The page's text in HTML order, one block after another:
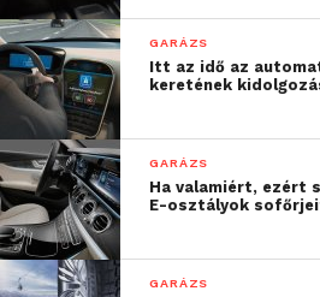
GARÁZS
Itt az idő az
keretének
GARÁZS
Ha valamiért, ezért
E-osztályok
GARÁZS